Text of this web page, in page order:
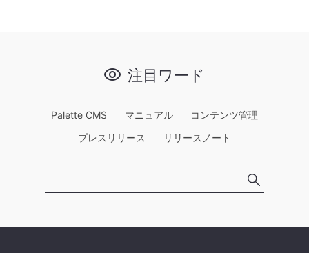
注目ワード
Palette CMS マニュアル
コンテンツ管理
プレスリリース
リリースノート